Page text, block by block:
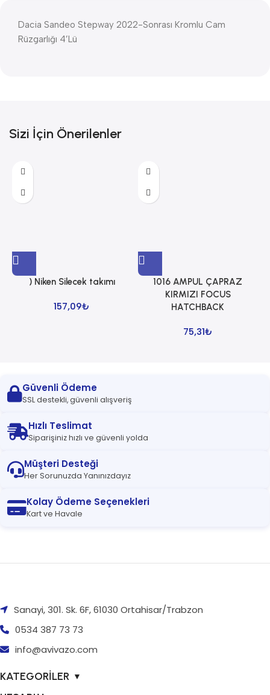
Dacia Sandeo Stepway 2022-Sonrası Kromlu Cam
Rüzgarlığı 4’Lü
Sizi İçin Önerilenler
) Niken Silecek takımı
157,09₺
1016 AMPUL ÇAPRAZ
KIRMIZI FOCUS
HATCHBACK
75,31₺
Güvenli Ödeme
SSL destekli, güvenli alışveriş
Hızlı Teslimat
Siparişiniz hızlı ve güvenli yolda
Müşteri Desteği
Her Sorunuzda Yanınızdayız
Kolay Ödeme Seçenekleri
Kart ve Havale
Sanayi, 301. Sk. 6F, 61030 Ortahisar/Trabzon
0534 387 73 73
info@avivazo.com
KATEGORİLER ▼